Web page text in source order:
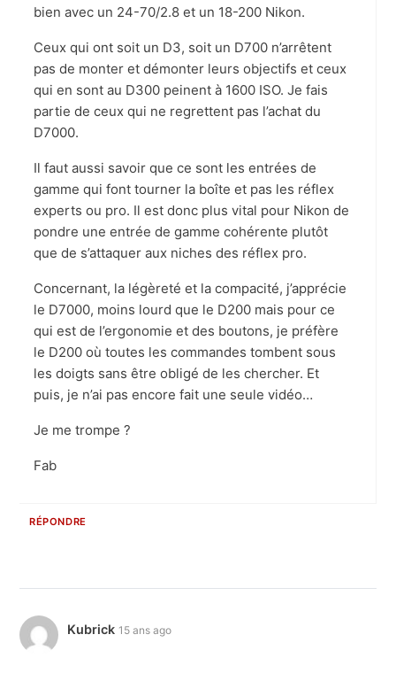
bien avec un 24-70/2.8 et un 18-200 Nikon.
Ceux qui ont soit un D3, soit un D700 n’arrêtent
pas de monter et démonter leurs objectifs et ceux
qui en sont au D300 peinent à 1600 ISO. Je fais
partie de ceux qui ne regrettent pas l’achat du
D7000.
Il faut aussi savoir que ce sont les entrées de
gamme qui font tourner la boîte et pas les réflex
experts ou pro. Il est donc plus vital pour Nikon de
pondre une entrée de gamme cohérente plutôt
que de s’attaquer aux niches des réflex pro.
Concernant, la légèreté et la compacité, j’apprécie
le D7000, moins lourd que le D200 mais pour ce
qui est de l’ergonomie et des boutons, je préfère
le D200 où toutes les commandes tombent sous
les doigts sans être obligé de les chercher. Et
puis, je n’ai pas encore fait une seule vidéo…
Je me trompe ?
Fab
RÉPONDRE
Kubrick 15 ans ago